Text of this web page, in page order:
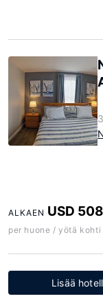
ALKAEN USD 508
per huone / yötä kohti
Lisää